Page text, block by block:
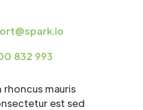
mauris
est sed
832 993